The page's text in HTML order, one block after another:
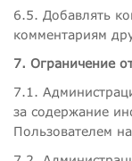
6.5. Добавлять
комментариям
7. Ограничение
7.1.
за содержание
Пользователем